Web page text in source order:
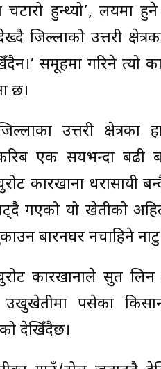
चटारो हुन्थ्यो’, लयमा
जिल्लाको उत्तरी
समूहमा गरिने त्यो
छ।
उत्तरी क्षेत्रका
एक सयभन्दा बढी
कारखाना धरासायी
गएको यो खेतीको
बारनघर नचाहिने नाटु
कारखानाले सुर्ती
उखुखेतीमा पसेका
देखिँदैछ।